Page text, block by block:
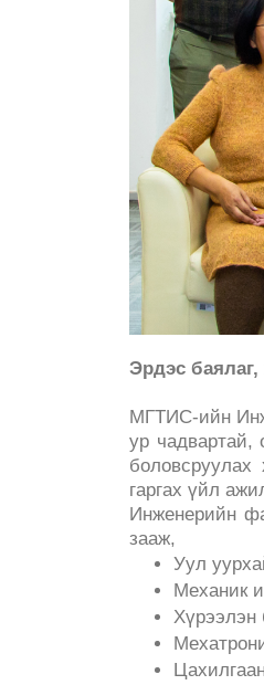
Эрдэс
МГТИС-ийн
ур чадвартай,
боловсруулах
гаргах үйл
Инженерийн
зааж,
Уул
Механик
Хүрээлэн